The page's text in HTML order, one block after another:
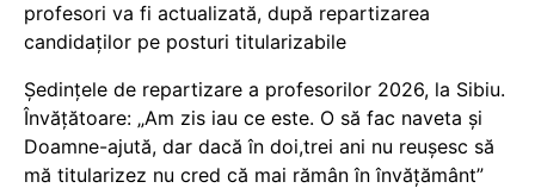
profesori va fi actualizată, după repartizarea
candidaților pe posturi titularizabile
Ședințele de repartizare a profesorilor 2026, la Sibiu.
Învățătoare: „Am zis iau ce este. O să fac naveta și
Doamne-ajută, dar dacă în doi,trei ani nu reușesc să
mă titularizez nu cred că mai rămân în învățământ”